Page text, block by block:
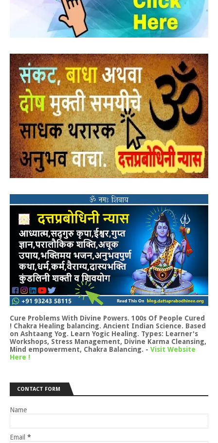
Cure Problems With Divine Powers. 100s Of People Cured
! Chakra Healing balancing. Ancient Indian Science. Based
on Ashtaang Yog. Learn Yogic Healing. Types: Learner's
Workshops, Stress Management, Divine Karma Cleansing,
Mind empowerment, Chakra Balancing. - Visit Website
Here !
CONTACT FORM
Name
Email *